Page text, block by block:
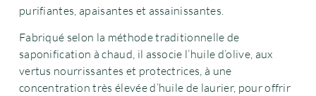
purifiantes, apaisantes et assainissantes.
Fabriqué selon la méthode traditionnelle de
saponification à chaud, il associe l’huile d’olive, aux
vertus nourrissantes et protectrices, à une
concentration très élevée d’huile de laurier, pour offrir